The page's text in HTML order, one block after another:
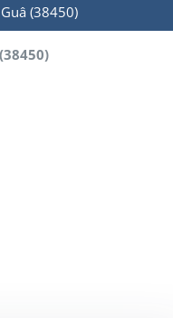
(38450)